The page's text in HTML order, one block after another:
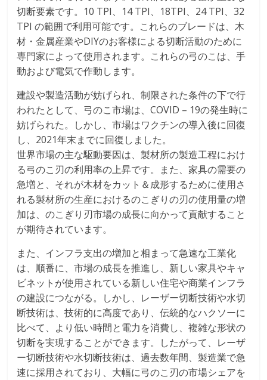
切断要素です。10 TPI、14 TPI、18TPI、24 TPI、32
TPI の範囲で利用可能です。これらのブレードは、木
材・金属産業やDIYのお客様による切断活動のために
専門家によって使用されます。これらの弓のこは、手
動および電気で作動します。
建設や製造活動が妨げられ、制限された条件の下で行
われたとして、弓のこ市場は、COVID – 19の発生時に
妨げられた。しかし、市場はワクチンの導入後に回復
し、2021年末までに回復しました。
世界市場の主な駆動要因は、製材所の製造工程におけ
る弓のこ刃の利用率の上昇です。また、家具の需要の
急増と、それが木材をカット＆成形するために使用さ
れる製材所の生産におけるのこぎりの刃の使用量の増
加は、のこぎり刃市場の成長に向かって貢献すること
が期待されています。
また、インフラ支出の増加と相まって急速な工業化
は、順番に、市場の成長を推進し、新しい家具やキャ
ビネットが使用されている新しい住宅や商業インフラ
の建設につながる。しかし、レーザー切断技術や水切
断技術は、技術的に高度であり、伝統的なハクソーに
比べて、より低い時間と電力を消費し、複雑な形状の
切断を実現することができます。したがって、レーザ
ー切断技術や水切断技術は、過去数年間、製造業で急
速に採用されており、大幅に弓のこ刃の市場シェアを